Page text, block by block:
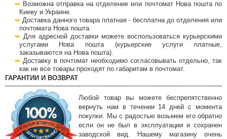
Возможна отправка на отделение или почтомат Нова пошта по
Киеву и Украине.
Доставка данного товара платная - бесплатна до отделения или
почтомата Нова пошта.
Для адресной доставки можете воспользоваться курьерскими
услугами Нова пошта (курьерские услуги платные,
заказываются на Нова пошта).
Доставку в почтомат необходимо согласовывать отдельно, так
как не все товары проходят по габаритам в почтомат.
ГАРАНТИИ И ВОЗВРАТ
Любой товар вы можете беспрепятственно
вернуть нам в течении 14 дней с момента
покупки. Мы с радостью возьмем его обратно
если он не был в эксплуатации и сохранен
заводской вид. Нашему магазину очень